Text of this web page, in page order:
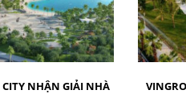
CITY NHẬN GIẢI NHÀ